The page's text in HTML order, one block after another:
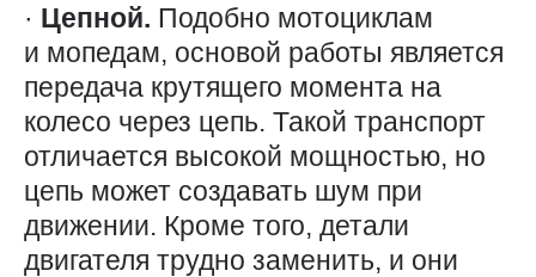
· Цепной. Подобно мотоциклам
и мопедам, основой работы является
передача крутящего момента на
колесо через цепь. Такой транспорт
отличается высокой мощностью, но
цепь может создавать шум при
движении. Кроме того, детали
двигателя трудно заменить, и они